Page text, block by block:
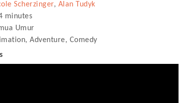
Scherzinger, Alan Tudyk
minutes
Umur
Adventure, Comedy